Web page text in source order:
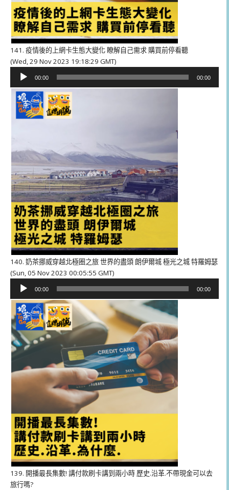
141. 疫情後的上網卡生態大變化 瞭解自己需求 購買前停看聽
(Wed, 29 Nov 2023 19:18:29 GMT)
播
器
00:00 00:00
140. 奶茶挪威穿越北極圈之旅 世界的盡頭 朗伊爾城 極光之城 特羅姆瑟
(Sun, 05 Nov 2023 00:05:55 GMT)
播
放
器
00:00 00:00
139. 開播最長集數! 講付款刷卡講到兩小時 歷史.沿革.不帶現金可以去
旅行嗎?